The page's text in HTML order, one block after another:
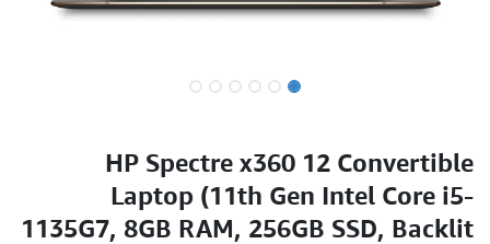
HP Spectre x360 12 Convertible
Laptop (11th Gen Intel Core i5-
1135G7, 8GB RAM, 256GB SSD, Backlit